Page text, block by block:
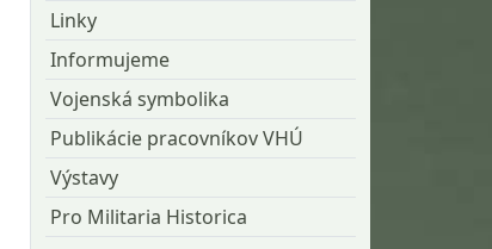
Linky
Informujeme
Vojenská symbolika
Publikácie pracovníkov VHÚ
Výstavy
Pro Militaria Historica